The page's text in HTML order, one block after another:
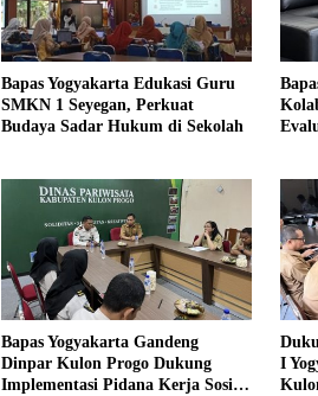
Bapas Yogyakarta Edukasi Guru
SMKN 1 Seyegan, Perkuat
Budaya Sadar Hukum di Sekolah
Bapas Yogyakarta Gandeng
Dinpar Kulon Progo Dukung
Implementasi Pidana Kerja Sosial
I